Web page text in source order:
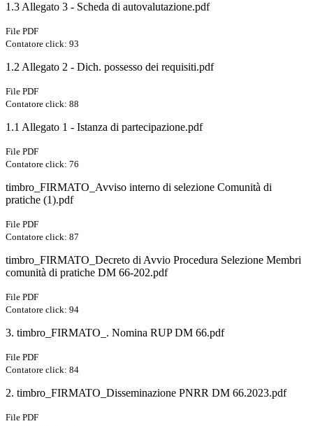
1.3 Allegato 3 - Scheda di autovalutazione.pdf
File PDF
Contatore click: 93
1.2 Allegato 2 - Dich. possesso dei requisiti.pdf
File PDF
Contatore click: 88
1.1 Allegato 1 - Istanza di partecipazione.pdf
File PDF
Contatore click: 76
timbro_FIRMATO_Avviso interno di selezione Comunità di
pratiche (1).pdf
File PDF
Contatore click: 87
timbro_FIRMATO_Decreto di Avvio Procedura Selezione Membri
comunità di pratiche DM 66-202.pdf
File PDF
Contatore click: 94
3. timbro_FIRMATO_. Nomina RUP DM 66.pdf
File PDF
Contatore click: 84
2. timbro_FIRMATO_Disseminazione PNRR DM 66.2023.pdf
File PDF